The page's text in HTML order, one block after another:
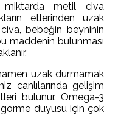
miktarda metil civa
etlerinden uzak
bebeğin beyninin
maddenin bulunması
uzak durmamak
canlılarında gelişim
bulunur. Omega-3
duyusu için çok